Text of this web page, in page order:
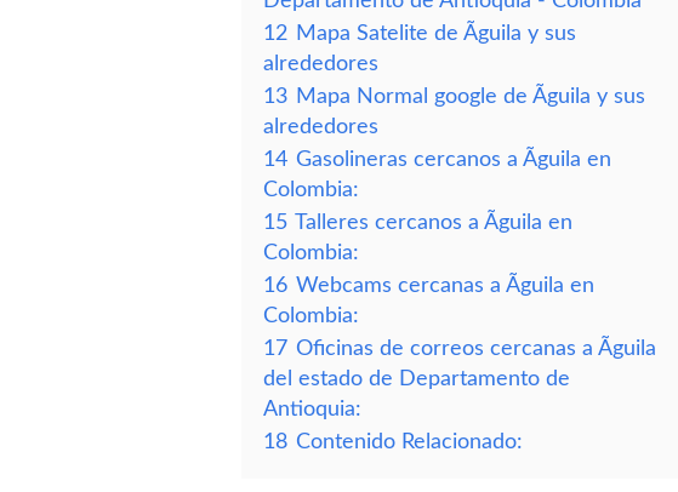
12 Mapa Satelite de Ãguila y sus
alrededores
13 Mapa Normal google de Ãguila y sus
alrededores
14 Gasolineras cercanos a Ãguila en
Colombia:
15 Talleres cercanos a Ãguila en
Colombia:
16 Webcams cercanas a Ãguila en
Colombia:
17 Oficinas de correos cercanas a Ãguila
del estado de Departamento de
Antioquia:
18 Contenido Relacionado: